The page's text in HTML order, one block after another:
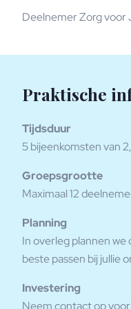
Deelnemer Zorg voor
Praktische
Tijdsduur
5 bijeenkomsten van
Groepsgrootte
Maximaal 12
Planning
In overleg plannen
beste passen bij jullie
Investering
Neem contact op